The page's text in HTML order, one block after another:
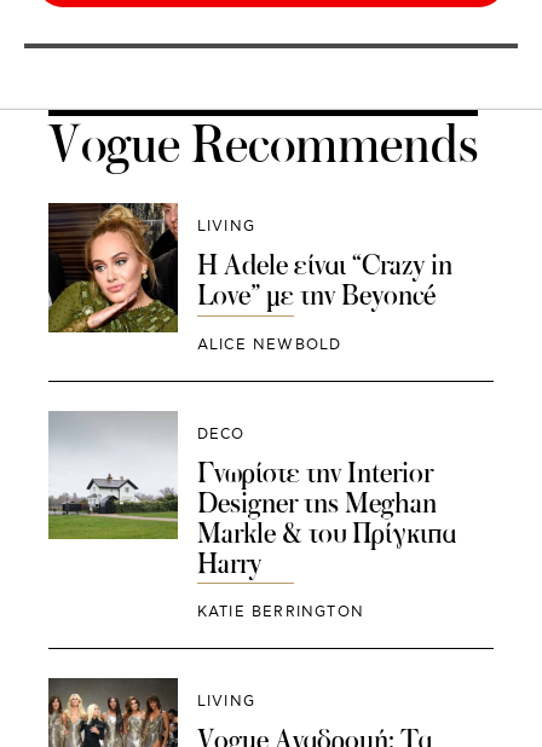
Vogue Recommends
LIVING
H Adele είναι “Crazy in
Love” με την Beyoncé
ALICE NEWBOLD
DECO
Γνωρίστε την Interior
Designer της Meghan
Markle & του Πρίγκιπα
Harry
KATIE BERRINGTON
LIVING